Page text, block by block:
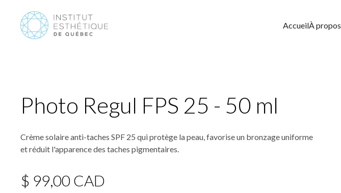
AccueilÀ propos
Photo Regul FPS 25 - 50 ml
Crème solaire anti-taches SPF 25 qui protège la peau, favorise un bronzage uniforme
et réduit l'apparence des taches pigmentaires.
$ 99,00 CAD